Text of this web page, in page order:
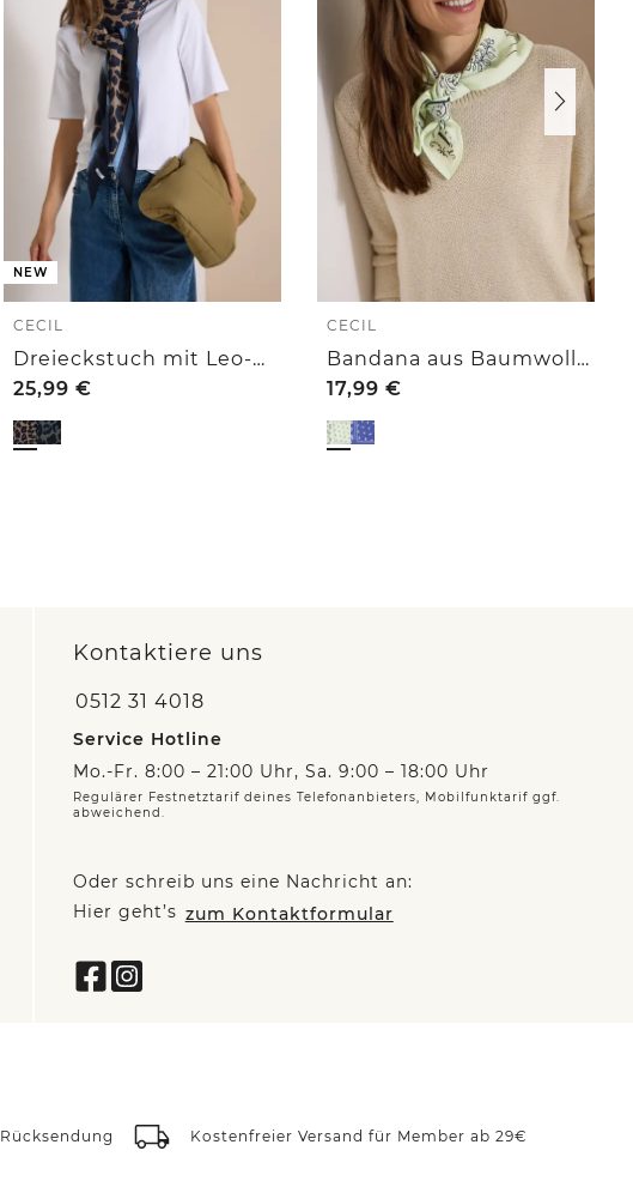
NEW
CECIL
Dreieckstuch mit Leo-Muster
25,99 €
CECIL
Bandana aus Baumwolle mit Print
17,99 €
Kontaktiere uns
0512 31 4018
Service Hotline
Mo.-Fr. 8:00 – 21:00 Uhr, Sa. 9:00 – 18:00 Uhr
Regulärer Festnetztarif deines Telefonanbieters, Mobilfunktarif ggf.
abweichend.
Oder schreib uns eine Nachricht an:
Hier geht’s zum Kontaktformular
Kostenfreier Versand für Member ab 29€